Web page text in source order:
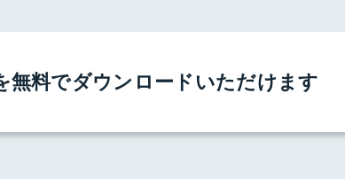
無料でダウンロードいただけます